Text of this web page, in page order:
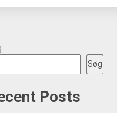
Søg
Posts